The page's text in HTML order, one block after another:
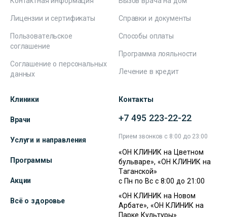
Лицензии и сертификаты
Пользовательское
соглашение
Соглашение о персональных
данных
Справки и документы
Способы оплаты
Программа лояльности
Лечение в кредит
Клиники
Врачи
Услуги и направления
Программы
Акции
Всё о здоровье
Контакты
+7 495 223-22-22
Прием звонков с 8:00 до 23:00
«ОН КЛИНИК на Цветном
бульваре», «ОН КЛИНИК на
Таганской»
с Пн по Вс с 8:00 до 21:00
«ОН КЛИНИК на Новом
Арбате», «ОН КЛИНИК на
Парке Культуры»